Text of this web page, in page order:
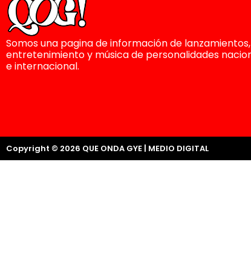
Somos una pagina de información de lanzamientos,
entretenimiento y música de personalidades
e internacional.
Copyright © 2026 QUE ONDA GYE | MEDIO DIGITAL